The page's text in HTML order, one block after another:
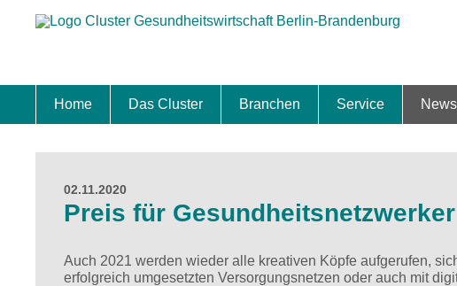
Home Das Cluster Branchen Service News
02.11.2020
Preis für Gesundheitsnetzwerker
Auch 2021 werden wieder alle kreativen Köpfe aufgerufen,
erfolgreich umgesetzten Versorgungsnetzen oder auch mit